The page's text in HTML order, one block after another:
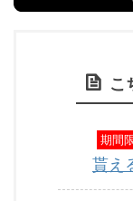
こ
期間
貰え